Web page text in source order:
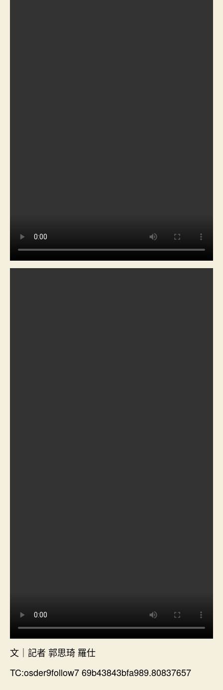
文｜記者 郭思琦 羅仕
TC:osder9follow7 69b43843bfa989.80837657